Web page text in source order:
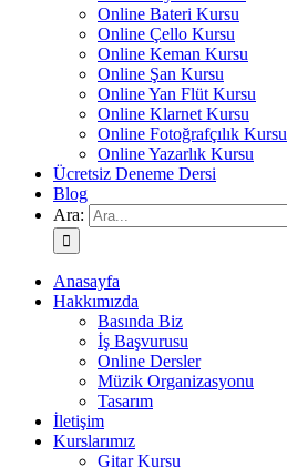
Online Bateri Kursu
Online Çello Kursu
Online Keman Kursu
Online Şan Kursu
Online Yan Flüt Kursu
Online Klarnet Kursu
Online Fotoğrafçılık Kursu
Online Yazarlık Kursu
Ücretsiz Deneme Dersi
Blog
Ara:
Anasayfa
Hakkımızda
Basında Biz
İş Başvurusu
Online Dersler
Müzik Organizasyonu
Tasarım
İletişim
Kurslarımız
Gitar Kursu